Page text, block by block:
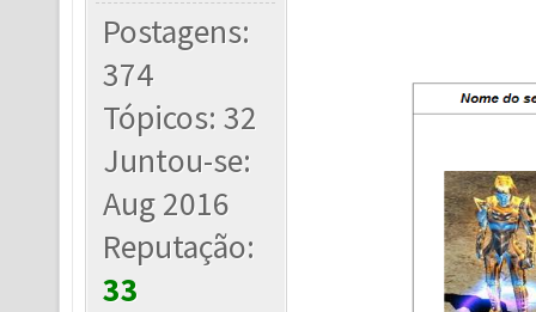
Postagens:
374
Tópicos: 32
Juntou-se:
Aug 2016
Reputação:
33